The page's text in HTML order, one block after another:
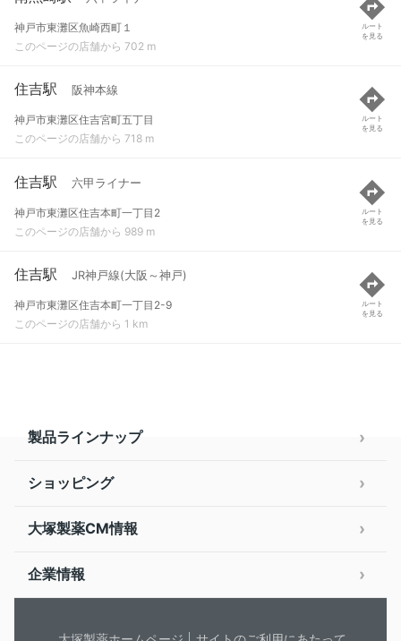
神戸市東灘区魚崎西町１
このページの店舗から 702 m
ルート
を見る
住吉駅 阪神本線
神戸市東灘区住吉宮町五丁目
このページの店舗から 718 m
ルート
を見る
住吉駅 六甲ライナー
神戸市東灘区住吉本町一丁目2
このページの店舗から 989 m
ルート
を見る
住吉駅 JR神戸線(大阪～神戸)
神戸市東灘区住吉本町一丁目2-9
このページの店舗から 1 km
ルート
を見る
製品ラインナップ
ショッピング
大塚製薬CM情報
企業情報